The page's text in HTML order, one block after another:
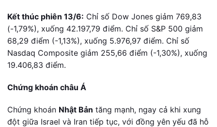
Kết thúc phiên 13/6: Chỉ số Dow Jones giảm 769,83
(-1,79%), xuống 42.197,79 điểm. Chỉ số S&P 500 giảm
68,29 điểm (-1,13%), xuống 5.976,97 điểm. Chỉ số
Nasdaq Composite giảm 255,66 điểm (-1,30%), xuống
19.406,83 điểm.
Chứng khoán châu Á
Chứng khoán Nhật Bản tăng mạnh, ngay cả khi xung
đột giữa Israel và Iran tiếp tục, với đồng yên yếu đã hỗ